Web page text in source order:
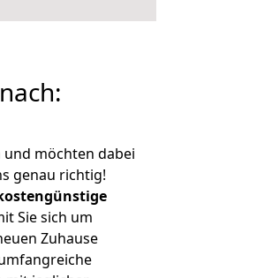
und möchten dabei
genau richtig!
Sie sich um
Zuhause